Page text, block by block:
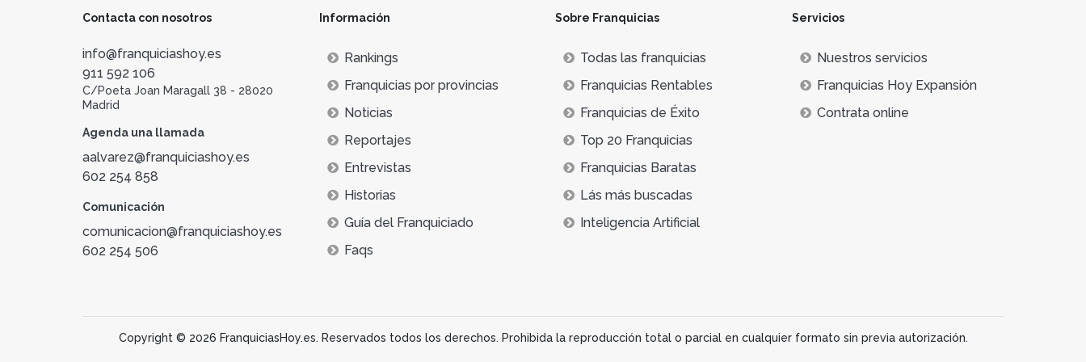
Contacta con nosotros
info@franquiciashoy.es
911 592 106
C/Poeta Joan Maragall 38 - 28020
Madrid
Agenda una llamada
aalvarez@franquiciashoy.es
602 254 858
Comunicación
comunicacion@franquiciashoy.es
602 254 506
Información
Rankings
Franquicias por provincias
Noticias
Reportajes
Entrevistas
Historias
Guía del Franquiciado
Faqs
Sobre Franquicias
Todas las franquicias
Franquicias Rentables
Franquicias de Éxito
Top 20 Franquicias
Franquicias Baratas
Lás más buscadas
Inteligencia Artificial
Servicios
Nuestros servicios
Franquicias Hoy Expansión
Contrata online
Copyright © 2026 FranquiciasHoy.es. Reservados todos los derechos. Prohibida la reproducción total o parcial en cualquier formato sin previa autorización.